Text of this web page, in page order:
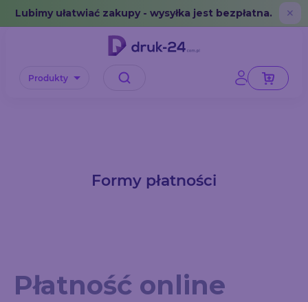
Error: No data in cache or invalid format
Lubimy ułatwiać zakupy - wysyłka jest bezpłatna. ✕
Produkty
Formy płatności
Płatność online